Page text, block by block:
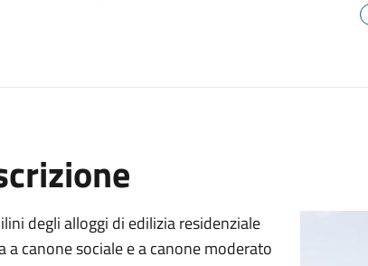
degli alloggi di edilizia residenziale
a canone sociale e a canone moderato